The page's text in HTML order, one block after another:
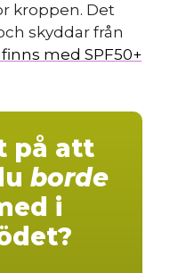
kroppen. Det
skyddar från
med SPF50+
på att
borde
i